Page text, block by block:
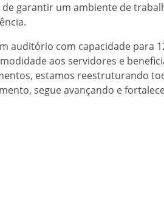
garantir um ambiente de
auditório com capacidade para
aos servidores e
estamos reestruturando
segue avançando e